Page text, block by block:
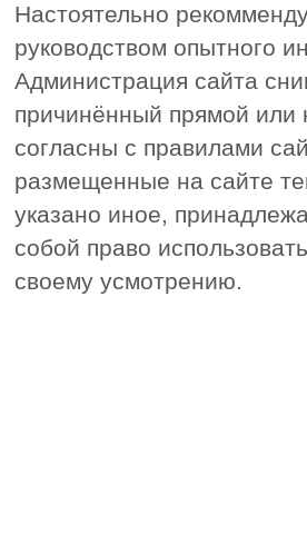
Настоятельно
руководством опытного
Администрация сайта
причинённый прямой или
согласны с правилами
размещенные на сайте
указано иное,
собой право
своему усмотрению.